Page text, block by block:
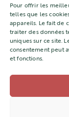
Pour offrir les
telles que les
appareils. Le fait de
traiter des données
uniques sur ce site.
consentement peut
et fonctions.
CONCOURS
Mentions
Direction de